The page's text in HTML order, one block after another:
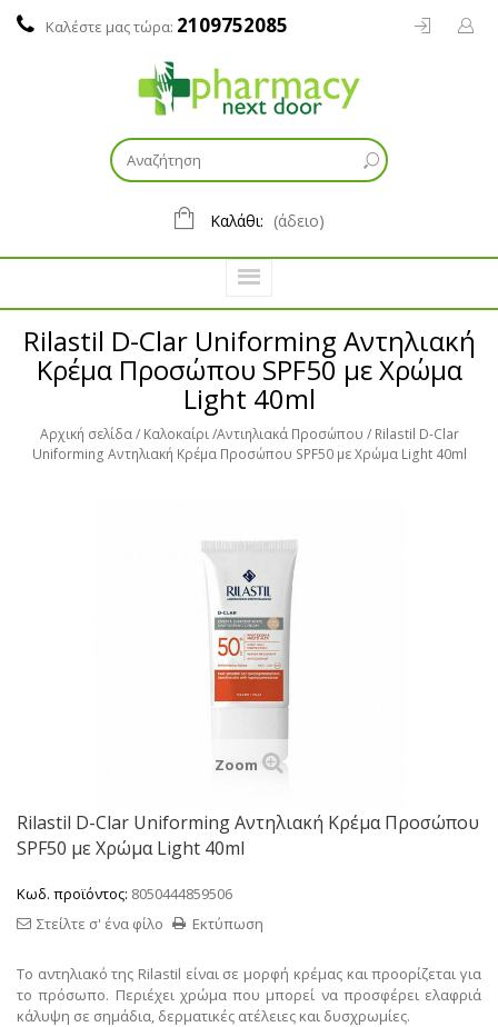
Καλέστε μας τώρα: 2109752085
Καλάθι: (άδειο)
Rilastil D-Clar Uniforming Αντηλιακή
Κρέμα Προσώπου SPF50 με Χρώμα
Light 40ml
Αρχική σελίδα Καλοκαίρι Αντιηλιακά Προσώπου
Rilastil D-Clar
Uniforming Αντηλιακή Κρέμα Προσώπου SPF50 με Χρώμα Light 40ml
Zoom
Rilastil D-Clar Uniforming Αντηλιακή Κρέμα Προσώπου
SPF50 με Χρώμα Light 40ml
Κωδ. προϊόντος: 8050444859506
Εκτύπωση
Στείλτε σ' ένα φίλο
Το αντηλιακό της Rilastil είναι σε μορφή κρέμας και προορίζεται για
το πρόσωπο. Περιέχει χρώμα που μπορεί να προσφέρει ελαφριά
κάλυψη σε σημάδια, δερματικές ατέλειες και δυσχρωμίες.